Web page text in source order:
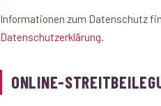
Informationen zum Datenschutz
Datenschutzerklärung.
ONLINE-